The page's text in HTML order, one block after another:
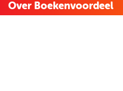
Over Boekenvoordeel